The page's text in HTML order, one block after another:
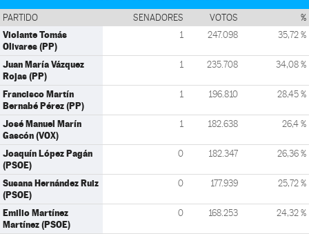
PARTIDO SENADORES VOTOS %
Violante Tomás
Olivares (PP)
1 247.098 35,72 %
Juan María Vázquez
Rojas (PP)
1 235.708 34,08 %
Francisco Martín
Bernabé Pérez (PP)
1 196.810 28,45 %
José Manuel Marín
Gascón (VOX)
1 182.638 26,4 %
Joaquín López Pagán
(PSOE)
0 182.347 26,36 %
Susana Hernández Ruiz
(PSOE)
0 177.939 25,72 %
Emilio Martínez
Martínez (PSOE)
0 168.253 24,32 %